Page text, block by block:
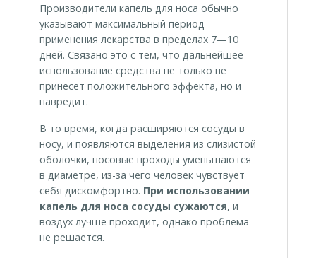
Производители капель для носа обычно
указывают максимальный период
применения лекарства в пределах 7—10
дней. Связано это с тем, что дальнейшее
использование средства не только не
принесёт положительного эффекта, но и
навредит.
В то время, когда расширяются сосуды в
носу, и появляются выделения из слизистой
оболочки, носовые проходы уменьшаются
в диаметре, из-за чего человек чувствует
себя дискомфортно. При использовании
капель для носа сосуды сужаются, и
воздух лучше проходит, однако проблема
не решается.